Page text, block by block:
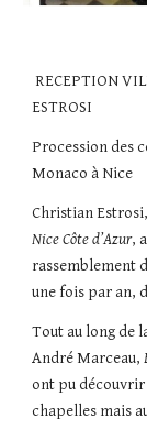
RECEPTION
ESTROSI
Procession des
Monaco à Nice
Christian
Nice Côte d’Azur,
rassemblement
une fois par an,
Tout au long de
André Marceau,
ont pu découvrir
chapelles mais